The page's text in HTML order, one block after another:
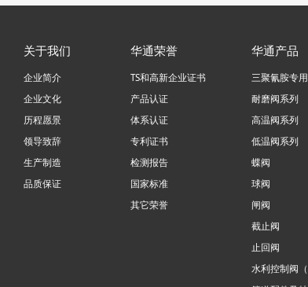
关于我们
企业简介
企业文化
历程愿景
领导致辞
生产制造
品质保证
华通荣誉
TS和高新企业证书
产品认证
体系认证
专利证书
检测报告
国家标准
其它荣誉
华通产品
三聚氰胺专用
耐磨阀系列
高温阀系列
低温阀系列
蝶阀
球阀
闸阀
截止阀
止回阀
水利控制阀（